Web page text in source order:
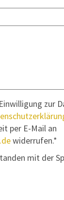
zur
per E-Mail an
widerrufen.*
mit der